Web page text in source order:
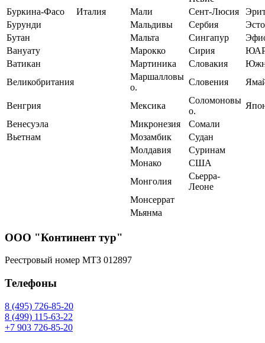
Буркина-Фасо
Италия Мали Сент-Люсия
Бурунди
Мальдивы Сербия
Бутан
Мальта Сингапур
Вануату
Марокко Сирия
Ватикан
Мартиника Словакия
Великобритания
Маршалловы
о.
Словения
Венгрия Мексика
Соломоновы
о.
Венесуэла
Микронезия
Сомали
Вьетнам
Мозамбик
Судан
Молдавия
Суринам
Монако
США
Монголия
Сьерра-
Леоне
Монсеррат
Мьянма
ООО "Континент тур"
Реестровый номер МТЗ 012897
Телефоны
8 (495) 726-85-20
8 (499) 115-63-22
+7 903 726-85-20